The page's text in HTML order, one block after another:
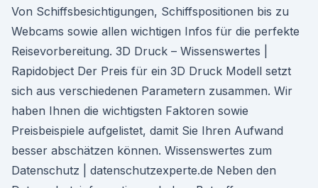
Von Schiffsbesichtigungen, Schiffspositionen bis zu
Webcams sowie allen wichtigen Infos für die perfekte
Reisevorbereitung. 3D Druck – Wissenswertes |
Rapidobject Der Preis für ein 3D Druck Modell setzt
sich aus verschiedenen Parametern zusammen. Wir
haben Ihnen die wichtigsten Faktoren sowie
Preisbeispiele aufgelistet, damit Sie Ihren Aufwand
besser abschätzen können. Wissenswertes zum
Datenschutz | datenschutzexperte.de Neben den